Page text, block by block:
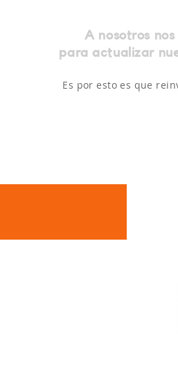
A nosotros
para actualizar
Es por esto es que